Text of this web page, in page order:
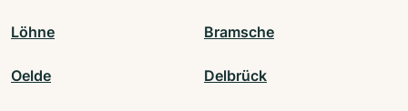
Löhne Bramsche
Oelde Delbrück